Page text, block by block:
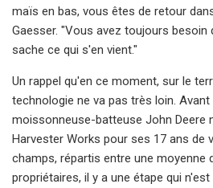
maïs en bas, vous êtes de retour
Gaesser. "Vous avez toujours besoin
sache ce qui s'en vient."
Un rappel qu'en ce moment, sur le
technologie ne va pas très loin. Avant
moissonneuse-batteuse John Deere
Harvester Works pour ses 17 ans de
champs, répartis entre une moyenne
propriétaires, il y a une étape qui